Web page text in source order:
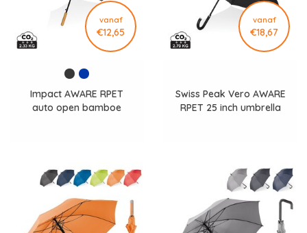
vanaf
€12,65
Impact AWARE RPET
auto open bamboe
vanaf
€18,67
Swiss Peak Vero AWARE
RPET 25 inch umbrella